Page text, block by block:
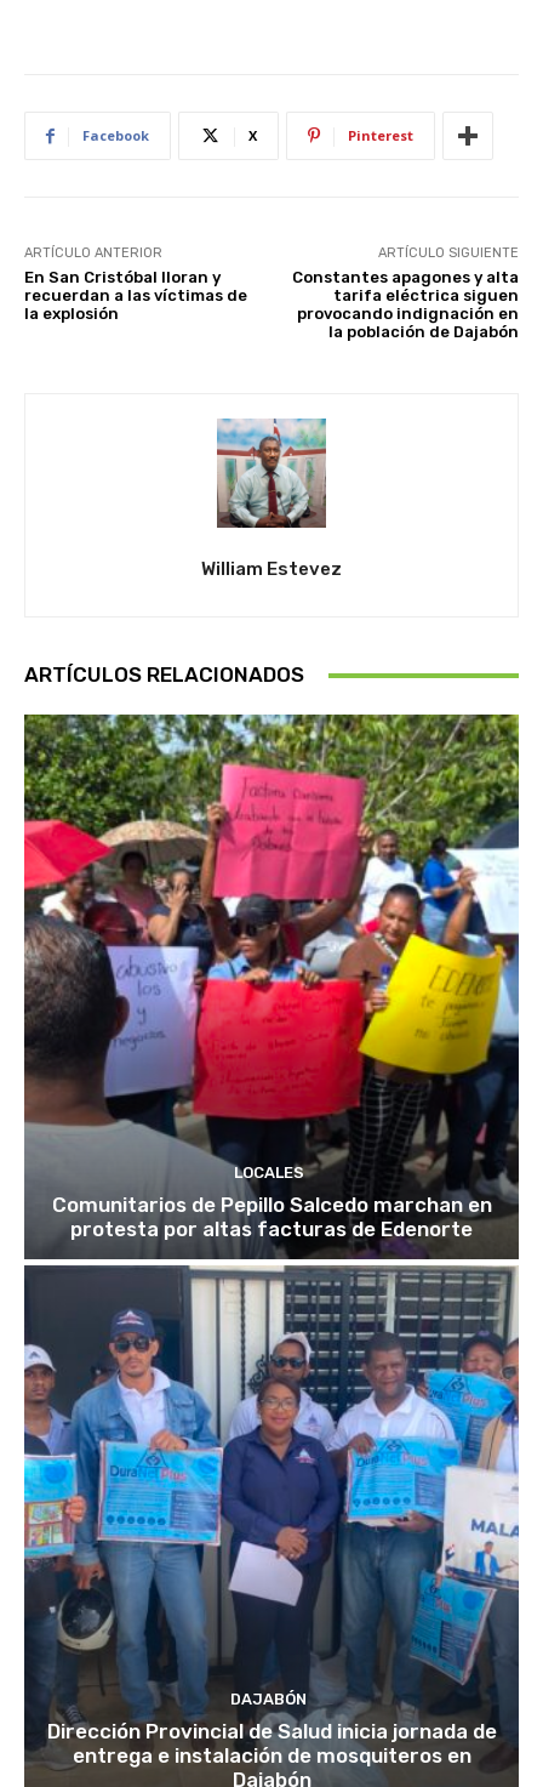
Facebook X Pinterest
ARTÍCULO ANTERIOR
En San Cristóbal lloran y
recuerdan a las víctimas de
la explosión
ARTÍCULO SIGUIENTE
Constantes apagones y alta
tarifa eléctrica siguen
provocando indignación en
la población de Dajabón
William Estevez
ARTÍCULOS RELACIONADOS
LOCALES
Comunitarios de Pepillo Salcedo marchan en
protesta por altas facturas de Edenorte
DAJABÓN
Dirección Provincial de Salud inicia jornada de
entrega e instalación de mosquiteros en
Dajabón